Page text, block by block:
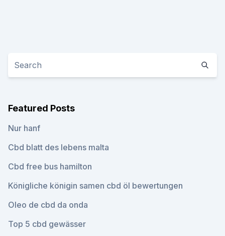
Featured Posts
Nur hanf
Cbd blatt des lebens malta
Cbd free bus hamilton
Königliche königin samen cbd öl bewertungen
Oleo de cbd da onda
Top 5 cbd gewässer